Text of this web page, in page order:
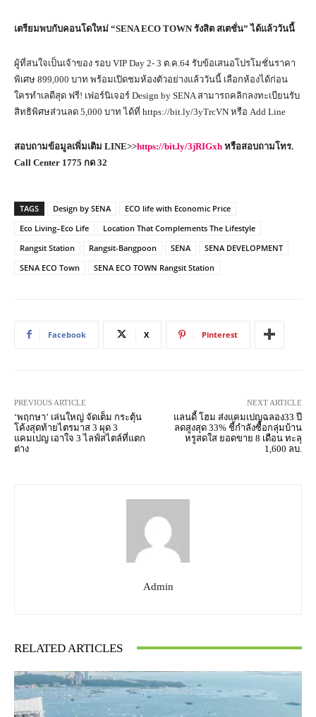
เตรียมพบกับคอนโดใหม่ “SENA ECO TOWN รังสิต สเตชั่น” ได้แล้ววันนี้
ผู้ที่สนใจเป็นเจ้าของ รอบ VIP Day 2- 3 ต.ค.64 รับข้อเสนอโปรโมชั่นราคา
พิเศษ 899,000 บาท พร้อมเปิดชมห้องตัวอย่างแล้ววันนี้ เลือกห้องได้ก่อน
ใครทำเลดีสุด ฟรี! เฟอร์นิเจอร์ Design by SENA สามารถคลิกลงทะเบียนรับ
สิทธิพิศษส่วนลด 5,000 บาท ได้ที่ https://bit.ly/3yTrcVN หรือ Add Line
สอบถามข้อมูลเพิ่มเติม LINE>>https://bit.ly/3jRIGxh หรือสอบถามโทร.
Call Center 1775 กด 32
TAGS Design by SENA
ECO life with Economic Price
Eco Living–Eco Life
Location That Complements The Lifestyle
Rangsit Station
Rangsit-Bangpoon SENA
SENA DEVELOPMENT
SENA ECO Town
SENA ECO TOWN Rangsit Station
Facebook X Pinterest
PREVIOUS ARTICLE
‘พฤกษา’ เล่นใหญ่ จัดเต็ม กระตุ้น
โค้งสุดท้ายไตรมาส 3 ผุด 3
แคมเปญ เอาใจ 3 ไลฟ์สไตล์ที่แตก
ต่าง
NEXT ARTICLE
แลนดี้ โฮม ส่งแคมเปญฉลอง33 ปี
ลดสูงสุด 33% ชี้กำลังซื้อกลุ่มบ้าน
หรูสดใส ยอดขาย 8 เดือน ทะลุ
1,600 ลบ.
Admin
RELATED ARTICLES